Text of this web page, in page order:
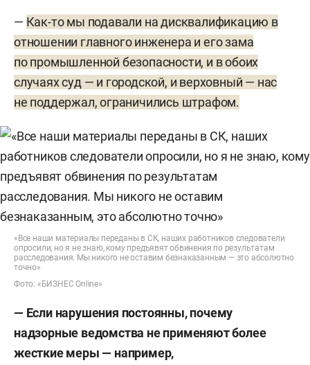
— Как-то мы подавали на дисквалификацию в
отношении главного инженера и его зама
по промышленной безопасности, и в обоих
случаях суд — и городской, и верховный — нас
не поддержал, ограничились штрафом.
«Все наши материалы переданы в СК, наших работников следователи
опросили, но я не знаю, кому предъявят обвинения по результатам
расследования. Мы никого не оставим безнаказанным — это абсолютно
точно»
Фото: «БИЗНЕС Online»
— Если нарушения постоянны, почему
надзорные ведомства не применяют более
жесткие меры — например,